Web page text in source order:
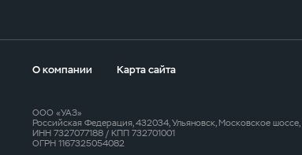
О компании Карта сайта
ООО «УАЗ»
Российская Федерация, 432034, Ульяновск, Московское
ИНН 7327077188 / КПП 732701001
ОГРН 1167325054082